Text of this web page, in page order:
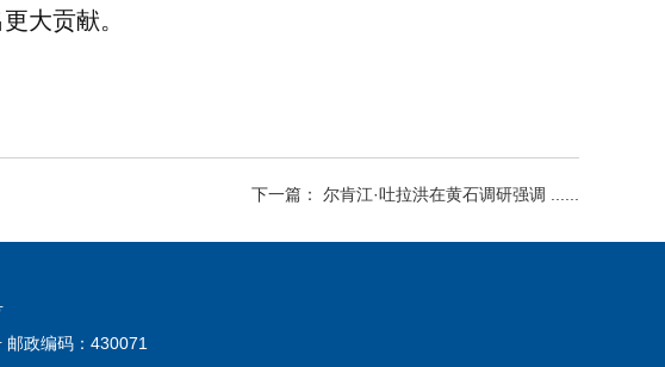
大贡献。
下一篇： 尔肯江·吐拉洪在黄石调研强调 ......
政编码：430071